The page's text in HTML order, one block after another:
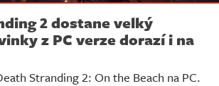
2 dostane velký
z PC verze dorazí i na
Stranding 2: On the Beach na PC.